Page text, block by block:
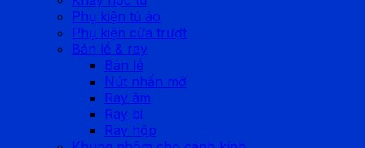
Phụ kiện tủ áo
Phụ kiện cửa trượt
Bản lề & ray
Bản lề
Nút nhấn mở
Ray âm
Ray bi
Ray hộp